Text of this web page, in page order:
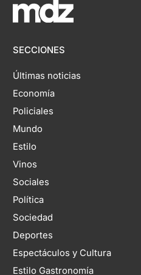
SECCIONES
Últimas noticias
Economía
Policiales
Mundo
Estilo
Vinos
Sociales
Política
Sociedad
Deportes
Espectáculos y Cultura
Estilo Gastronomía